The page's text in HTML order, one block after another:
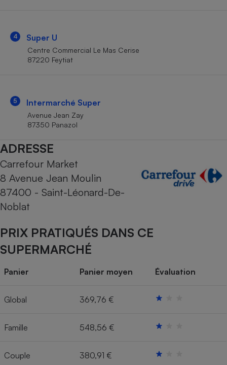
4 Super U
Centre Commercial Le Mas Cerise
87220 Feytiat
5 Intermarché Super
Avenue Jean Zay
87350 Panazol
ADRESSE
Carrefour Market
8 Avenue Jean Moulin
87400 - Saint-Léonard-De-
Noblat
PRIX PRATIQUÉS DANS CE
SUPERMARCHÉ
Panier Panier moyen Évaluation
Global 369,76 €
Famille 548,56 €
Couple 380,91 €